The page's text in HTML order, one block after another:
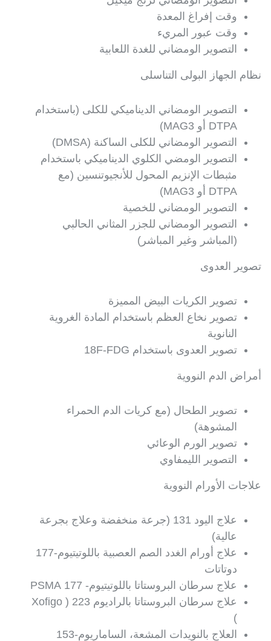
وقت إفراغ المعدة
وقت عبور المريء
التصوير الومضاني للغدة اللعابية
نظام الجهاز البولى التناسلى
التصوير الومضاني الديناميكي للكلى (باستخدام
DTPA أو MAG3)
التصوير الومضاني للكلى الساكنة (DMSA)
التصوير الومضي الكلوي الديناميكي باستخدام
مثبطات الإنزيم المحول للأنجيوتنسين (مع
DTPA أو MAG3)
التصوير الومضاني للخصية
التصوير الومضاني للجزر المثاني الحالبي
(المباشر وغير المباشر)
تصوير العدوى
تصوير الكريات البيض المميزة
تصوير نخاع العظم باستخدام المادة الغروية
النانوية
تصوير العدوى باستخدام 18F-FDG
أمراض الدم النووية
تصوير الطحال (مع كريات الدم الحمراء
المشوهة)
تصوير الورم الوعائي
التصوير الليمفاوي
علاجات الأورام النووية
علاج اليود 131 (جرعة منخفضة وعلاج بجرعة
عالية)
علاج أورام الغدد الصم العصبية باللوتيتيوم-177
دوتاتات
علاج سرطان البروستاتا باللوتيتيوم- 177 PSMA
علاج سرطان البروستاتا بالراديوم 223 ( Xofigo
)
العلاج بالنويدات المشعة، الساماريوم-153